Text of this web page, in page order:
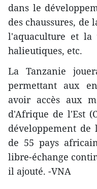
dans le
des chaussures, de
l'aquaculture et la
halieutiques, etc.
La Tanzanie
permettant aux
avoir accès aux
d'Afrique de l'Est
développement de
de 55 pays
libre-échange
il ajouté. -VNA